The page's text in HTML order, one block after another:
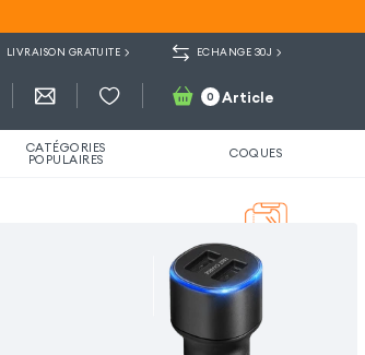
LIVRAISON GRATUITE ECHANGE 30J
0 Article
CATÉGORIES
POPULAIRES COQUES